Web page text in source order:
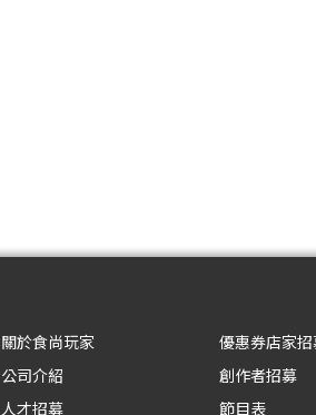
關於食尚玩家
公司介紹
人才招募
優惠券店家
創作者招募
節目表